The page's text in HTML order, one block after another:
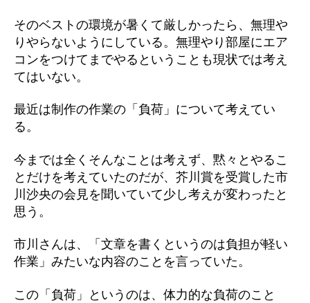
そのベストの環境が暑くて厳しかったら、無理や
りやらないようにしている。無理やり部屋にエア
コンをつけてまでやるということも現状では考え
てはいない。
最近は制作の作業の「負荷」について考えてい
る。
今までは全くそんなことは考えず、黙々とやるこ
とだけを考えていたのだが、芥川賞を受賞した市
川沙央の会見を聞いていて少し考えが変わったと
思う。
市川さんは、「文章を書くというのは負担が軽い
作業」みたいな内容のことを言っていた。
この「負荷」というのは、体力的な負荷のこと